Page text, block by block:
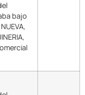
bajo